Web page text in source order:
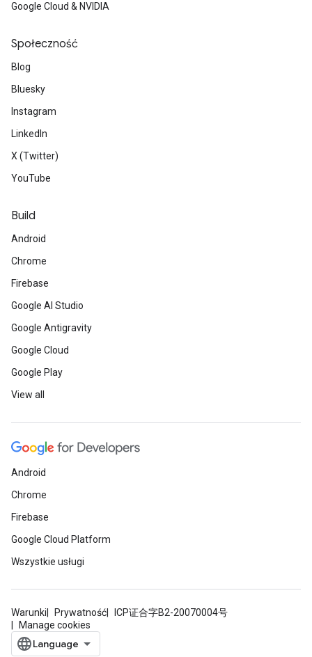
Google Cloud & NVIDIA
Społeczność
Blog
Bluesky
Instagram
LinkedIn
X (Twitter)
YouTube
Build
Android
Chrome
Firebase
Google AI Studio
Google Antigravity
Google Cloud
Google Play
View all
Android
Chrome
Firebase
Google Cloud Platform
Wszystkie usługi
Warunki Prywatność
ICP证合字B2-20070004号
Manage cookies